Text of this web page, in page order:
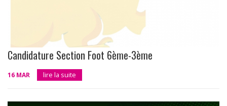
Candidature Section Foot 6ème-3ème
16 MAR lire la suite